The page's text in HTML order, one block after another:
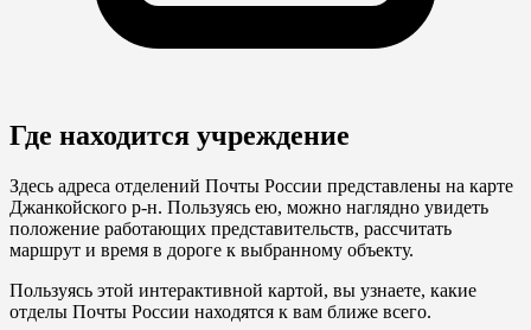
Где находится учреждение
Здесь адреса отделений Почты России представлены на карте
Джанкойского р-н. Пользуясь ею, можно наглядно увидеть
положение работающих представительств, рассчитать
маршрут и время в дороге к выбранному объекту.
Пользуясь этой интерактивной картой, вы узнаете, какие
отделы Почты России находятся к вам ближе всего.